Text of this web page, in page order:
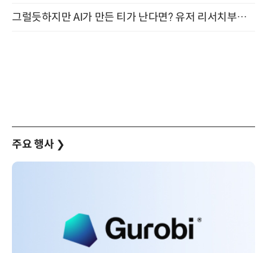
그럴듯하지만 AI가 만든 티가 난다면? 유저 리서치부터 배포까지! (9/15)
주요 행사 ❯